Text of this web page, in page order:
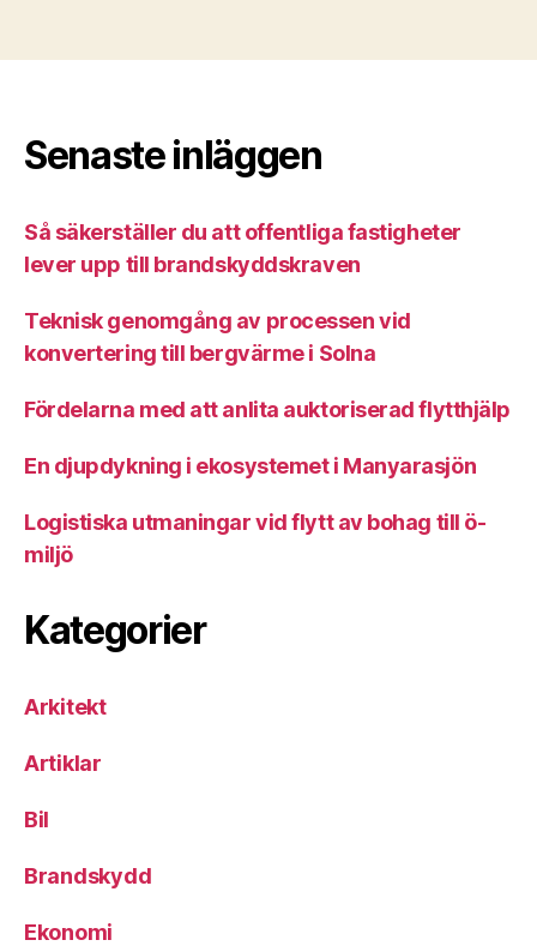
Senaste inläggen
Så säkerställer du att offentliga fastigheter
lever upp till brandskyddskraven
Teknisk genomgång av processen vid
konvertering till bergvärme i Solna
Fördelarna med att anlita auktoriserad flytthjälp
En djupdykning i ekosystemet i Manyarasjön
Logistiska utmaningar vid flytt av bohag till ö-
miljö
Kategorier
Arkitekt
Artiklar
Bil
Brandskydd
Ekonomi